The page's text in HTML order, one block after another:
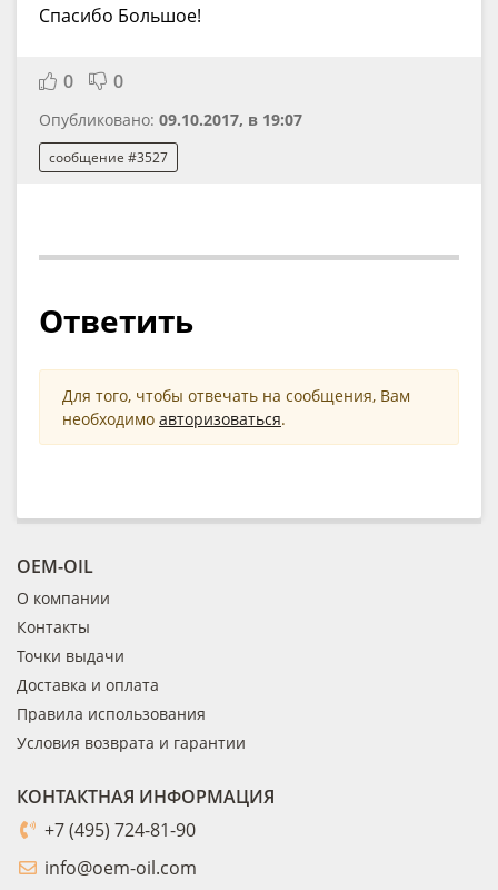
Спасибо Большое!
0 0
Опубликовано: 09.10.2017, в 19:07
сообщение #3527
Ответить
Для того, чтобы отвечать на сообщения, Вам
необходимо авторизоваться.
OEM-OIL
О компании
Контакты
Точки выдачи
Доставка и оплата
Правила использования
Условия возврата и гарантии
КОНТАКТНАЯ ИНФОРМАЦИЯ
+7 (495) 724-81-90
info@oem-oil.com